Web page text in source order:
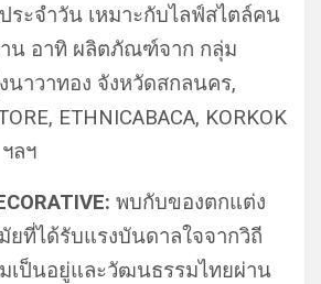
ระจำวัน เหมาะกับไลฟ์สไตล์คน
าน อาทิ ผลิตภัณฑ์จาก กลุ่ม
าวาทอง จังหวัดสกลนคร,
ETHNICABACA, KORKOK
ลฯ
พบกับของตกแต่ง
ที่ได้รับแรงบันดาลใจจากวิถี
เป็นอยู่และวัฒนธรรมไทยผ่าน